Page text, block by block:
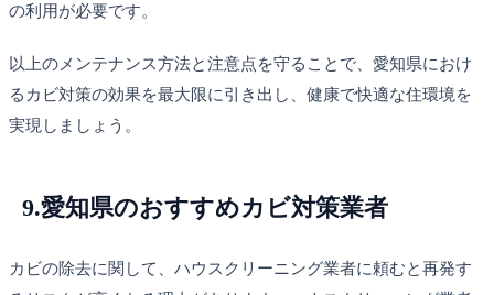
の利用が必要です。
以上のメンテナンス方法と注意点を守ることで、愛知県におけ
るカビ対策の効果を最大限に引き出し、健康で快適な住環境を
実現しましょう。
9.愛知県のおすすめカビ対策業者
カビの除去に関して、ハウスクリーニング業者に頼むと再発す